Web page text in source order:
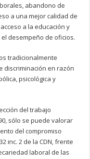
abandono de
a una mejor calidad de
a la educación y
desempeño de oficios.
tradicionalmente
discriminación en razón
psicológica y
del trabajo
sólo se puede valorar
del compromiso
inc. 2 de la CDN, frente
laboral de las